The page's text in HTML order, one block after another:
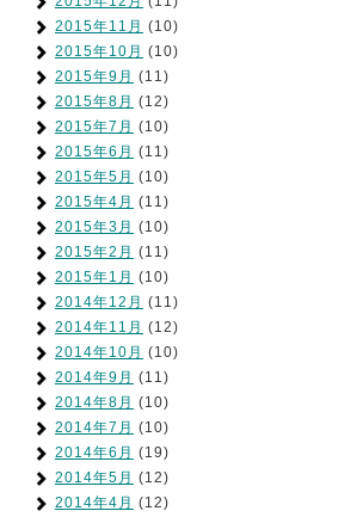
2015年11月 (10)
2015年10月 (10)
2015年9月 (11)
2015年8月 (12)
2015年7月 (10)
2015年6月 (11)
2015年5月 (10)
2015年4月 (11)
2015年3月 (10)
2015年2月 (11)
2015年1月 (10)
2014年12月 (11)
2014年11月 (12)
2014年10月 (10)
2014年9月 (11)
2014年8月 (10)
2014年7月 (10)
2014年6月 (19)
2014年5月 (12)
2014年4月 (12)